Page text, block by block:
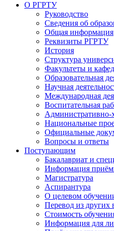
О РГРТУ
Руководство
Сведения об
Общая информация
Реквизиты РГРТУ
История
Структура
Факультеты и
Образовательная
Научная
Международная
Воспитательная
Административно-
Национальные
Официальные
Вопросы и ответы
Поступающим
Бакалавриат и
Информация
Магистратура
Аспирантура
О целевом
Перевод из других
Стоимость
Информация для